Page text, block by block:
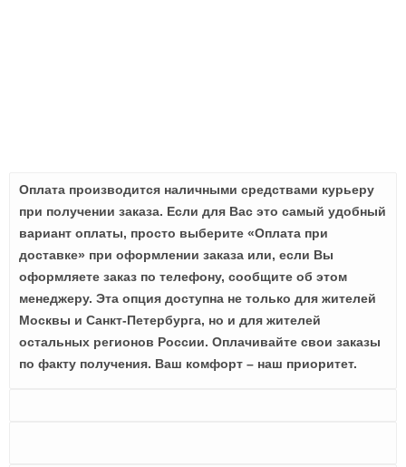
Оплата производится наличными средствами курьеру
при получении заказа. Если для Вас это самый удобный
вариант оплаты, просто выберите «Оплата при
доставке» при оформлении заказа или, если Вы
оформляете заказ по телефону, сообщите об этом
менеджеру. Эта опция доступна не только для жителей
Москвы и Санкт-Петербурга, но и для жителей
остальных регионов России. Оплачивайте свои заказы
по факту получения. Ваш комфорт – наш приоритет.